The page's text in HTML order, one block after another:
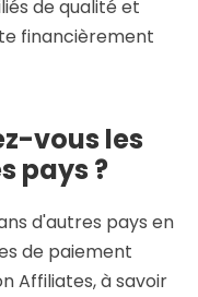
de qualité et
financièrement
vous les
pays ?
d'autres pays en
de paiement
Affiliates, à savoir